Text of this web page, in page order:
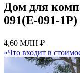
Дом для
091(E-091-1P)
4,60 МЛН ₽
«Что входит в